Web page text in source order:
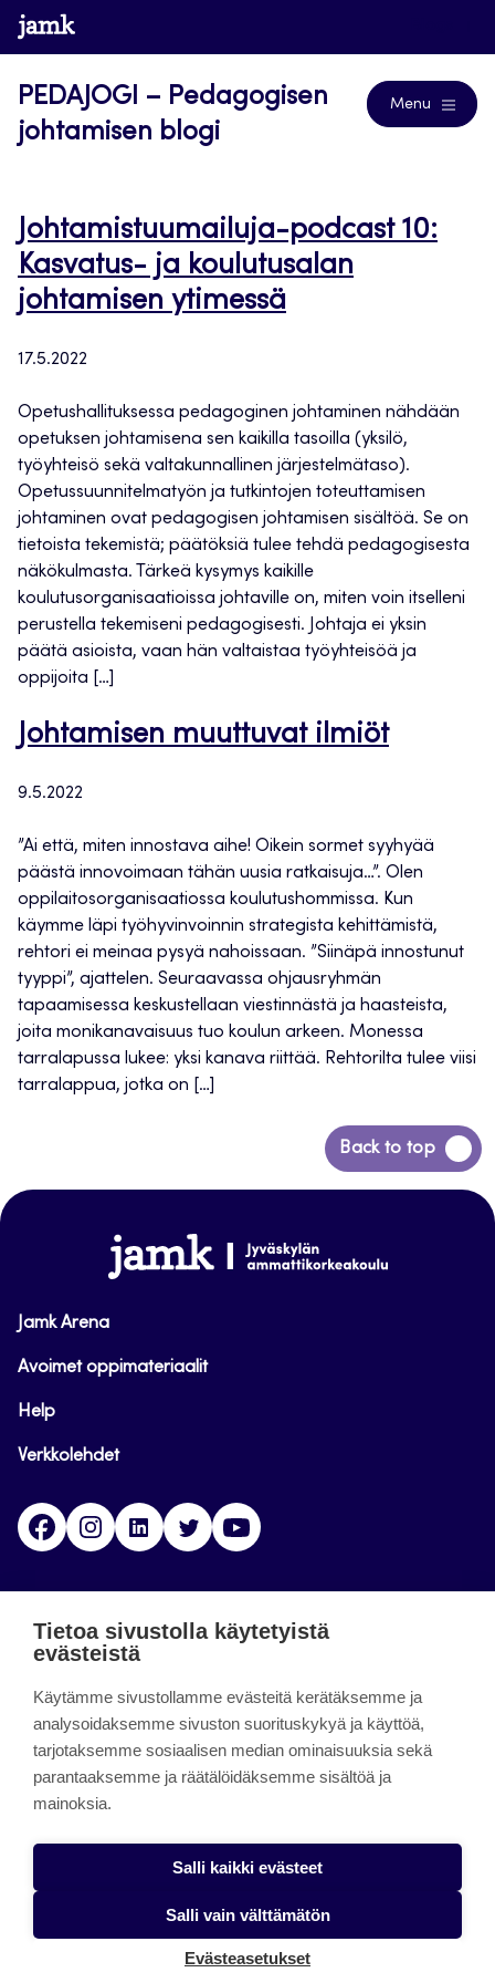
Siirry
suoraan
www.jamk.fi
PEDAJOGI – Pedagogisen
johtamisen blogi
Menu
Johtamistuumailuja-podcast 10:
Kasvatus- ja koulutusalan
johtamisen ytimessä
17.5.2022
Opetushallituksessa pedagoginen johtaminen nähdään
opetuksen johtamisena sen kaikilla tasoilla (yksilö,
työyhteisö sekä valtakunnallinen järjestelmätaso).
Opetussuunnitelmatyön ja tutkintojen toteuttamisen
johtaminen ovat pedagogisen johtamisen sisältöä. Se on
tietoista tekemistä; päätöksiä tulee tehdä pedagogisesta
näkökulmasta. Tärkeä kysymys kaikille
koulutusorganisaatioissa johtaville on, miten voin itselleni
perustella tekemiseni pedagogisesti. Johtaja ei yksin
päätä asioista, vaan hän valtaistaa työyhteisöä ja
oppijoita […]
Johtamisen muuttuvat ilmiöt
9.5.2022
”Ai että, miten innostava aihe! Oikein sormet syyhyää
päästä innovoimaan tähän uusia ratkaisuja…”. Olen
oppilaitosorganisaatiossa koulutushommissa. Kun
käymme läpi työhyvinvoinnin strategista kehittämistä,
rehtori ei meinaa pysyä nahoissaan. ”Siinäpä innostunut
tyyppi”, ajattelen. Seuraavassa ohjausryhmän
tapaamisessa keskustellaan viestinnästä ja haasteista,
joita monikanavaisuus tuo koulun arkeen. Monessa
tarralapussa lukee: yksi kanava riittää. Rehtorilta tulee viisi
tarralappua, jotka on […]
Back to top
Siirry
takaisin
www.jamk.fi
Jamk Arena
Avoimet oppimateriaalit
Help
Verkkolehdet
FacebookInstagramLinkedinTwitter
päättynyt 11.9.2023.
About the site
Käyttöehdot
Saavutettavuusseloste
Alasottoilmoitus
Tietoa sivustolla käytetyistä
evästeistä
Käytämme sivustollamme evästeitä kerätäksemme ja
analysoidaksemme sivuston suorituskykyä ja käyttöä,
tarjotaksemme sosiaalisen median ominaisuuksia sekä
parantaaksemme ja räätälöidäksemme sisältöä ja
mainoksia.
Salli kaikki evästeet
Salli vain välttämätön
Evästeasetukset